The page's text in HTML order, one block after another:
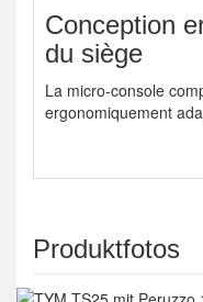
Conception
du siège
La micro-console
ergonomiquement
Produktfotos